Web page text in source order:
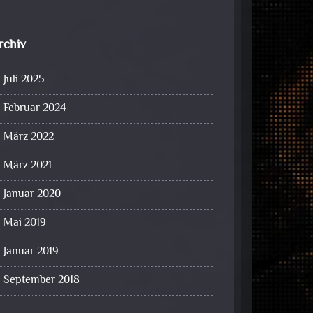
Juli 2025
Februar 2024
März 2022
März 2021
Januar 2020
Mai 2019
Januar 2019
September 2018